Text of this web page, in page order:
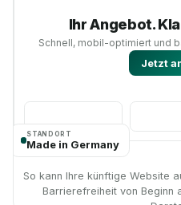
Ihr Angebot.
Schnell, mobil-optimiert und
Jetzt
STANDORT
Made in Germany
So kann Ihre künftige Website
Barrierefreiheit von Beginn